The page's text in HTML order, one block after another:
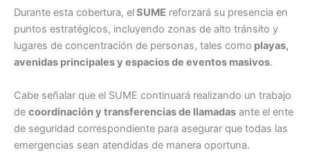
Durante esta cobertura, el SUME reforzará su presencia en
puntos estratégicos, incluyendo zonas de alto tránsito y
lugares de concentración de personas, tales como playas,
avenidas principales y espacios de eventos masivos.
Cabe señalar que el SUME continuará realizando un trabajo
de coordinación y transferencias de llamadas ante el ente
de seguridad correspondiente para asegurar que todas las
emergencias sean atendidas de manera oportuna.